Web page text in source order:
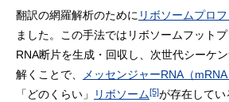
翻訳の網羅解析のために リボソームプロ
ました。この手法ではリボソームフット
RNA断片を生成・回収し、次世代シーケ
解くことで、
メッセンジャーRNA（mRNA
「どのくらい」
リボソーム[5]が存在してい